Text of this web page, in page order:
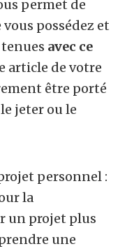
permet de
possédez et
avec ce
article de votre
être porté
jeter ou le
personnel :
la
un projet plus
une